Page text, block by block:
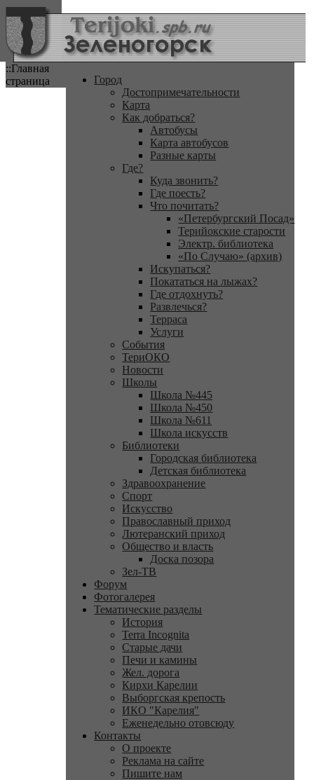
::Главная
страница
Город
Достопримечательности
Карта
Как добраться?
Автобусы
Карта автобусов
Разные карты
Где?
Куда звонить?
Где поесть?
Что почитать?
«Петербургский Посад»
Терийокские старости
Электр. библиотека
«По Случаю» (архив)
Искупаться?
Покататься на лыжах?
Где отдохнуть?
Развлечься?
Терраса
Услуги
События
ТериОКО
Новости
Школы
Школа №445
Школа №450
Школа №611
Школа искусств
Библиотеки
Городская библиотека
Детская библиотека
Здравоохранение
Спорт
Искусство
Православный приход
Лютеранский приход
Общество и власть
Доска позора
Зел-ТВ
Форум
Фотогалерея
Тематические разделы
История
Terra Incognita
Старые дачи
Печи и камины
Жел. дорога
Кирхи Карелии
Выборгская крепость
ИКО "Карелия"
Еженедельно отовсюду
Контакты
О проекте
Реклама на сайте
Пишите нам